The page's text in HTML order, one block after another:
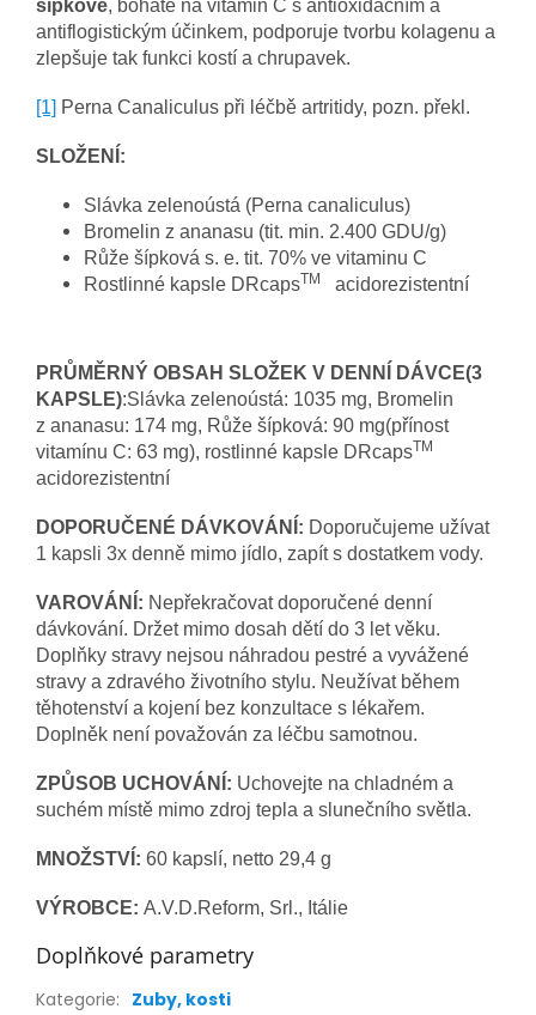
šípkové, bohaté na vitamin C s antioxidačním a
antiflogistickým účinkem, podporuje tvorbu kolagenu a
zlepšuje tak funkci kostí a chrupavek.
[1] Perna Canaliculus při léčbě artritidy, pozn. překl.
SLOŽENÍ:
Slávka zelenoústá (Perna canaliculus)
Bromelin z ananasu (tit. min. 2.400 GDU/g)
Růže šípková s. e. tit. 70% ve vitaminu C
Rostlinné kapsle DRcapsTM acidorezistentní
PRŮMĚRNÝ OBSAH SLOŽEK V DENNÍ DÁVCE(3
KAPSLE):Slávka zelenoústá: 1035 mg, Bromelin
z ananasu: 174 mg, Růže šípková: 90 mg(přínost
vitamínu C: 63 mg), rostlinné kapsle DRcapsTM
acidorezistentní
DOPORUČ EN É DÁVKOVÁ N : Doporučujeme užívat
1 kapsli 3x denně mimo jídlo, zapít s dostatkem vody.
VAROVÁNÍ: Nepřekračovat doporučené denní
dávkování. Držet mimo dosah dětí do 3 let věku.
Doplňky stravy nejsou náhradou pestré a vyvážené
stravy a zdravého životního stylu. Neužívat během
těhotenství a kojení bez konzultace s lékařem.
Doplněk není považován za léčbu samotnou.
ZPŮSOB UCHOVÁNÍ: Uchovejte na chladném a
suchém místě mimo zdroj tepla a slunečního světla.
MNOŽSTVÍ: 60 kapslí, netto 29,4 g
VÝROBCE: A.V.D.Reform, Srl., Itálie
Doplňkové parametry
Kategorie: Zuby, kosti